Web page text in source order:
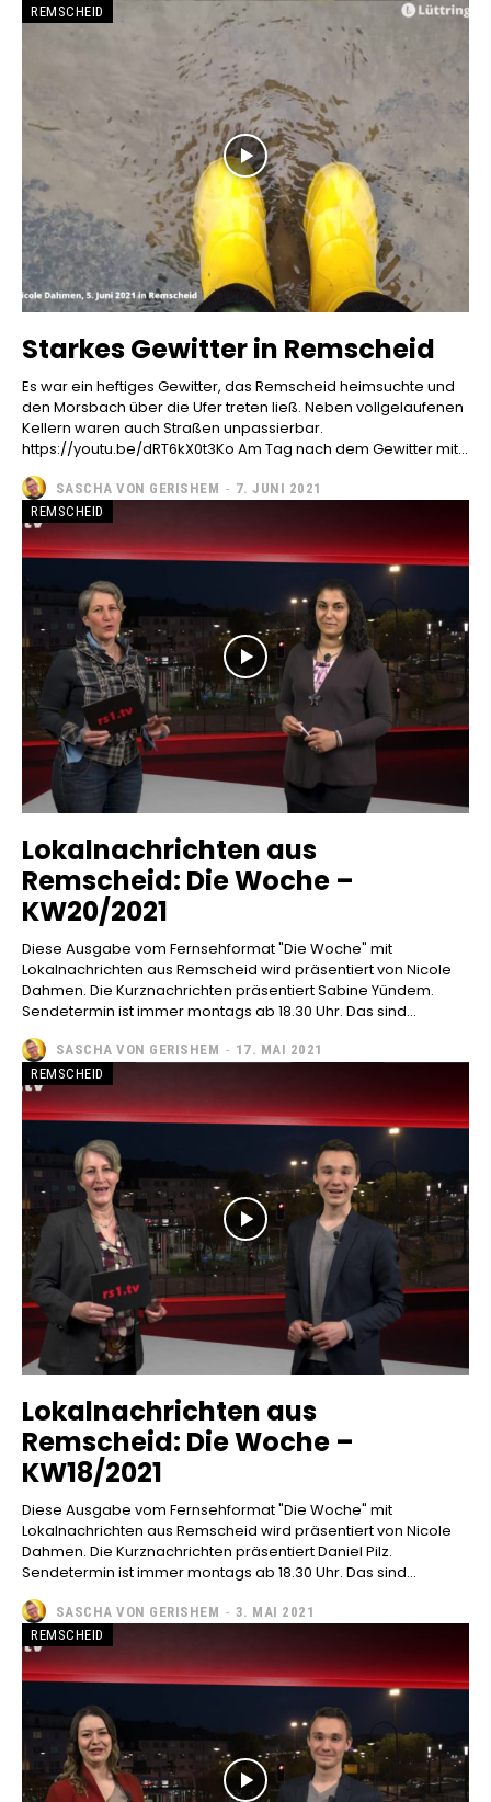
REMSCHEID
Starkes Gewitter in Remscheid
Es war ein heftiges Gewitter, das Remscheid heimsuchte und
den Morsbach über die Ufer treten ließ. Neben vollgelaufenen
Kellern waren auch Straßen unpassierbar.
https://youtu.be/dRT6kX0t3Ko Am Tag nach dem Gewitter mit...
SASCHA VON GERISHEM - 7. JUNI 2021
REMSCHEID
Lokalnachrichten aus
Remscheid: Die Woche –
KW20/2021
Diese Ausgabe vom Fernsehformat "Die Woche" mit
Lokalnachrichten aus Remscheid wird präsentiert von Nicole
Dahmen. Die Kurznachrichten präsentiert Sabine Yündem.
Sendetermin ist immer montags ab 18.30 Uhr. Das sind...
SASCHA VON GERISHEM - 17. MAI 2021
REMSCHEID
Lokalnachrichten aus
Remscheid: Die Woche –
KW18/2021
Diese Ausgabe vom Fernsehformat "Die Woche" mit
Lokalnachrichten aus Remscheid wird präsentiert von Nicole
Dahmen. Die Kurznachrichten präsentiert Daniel Pilz.
Sendetermin ist immer montags ab 18.30 Uhr. Das sind...
SASCHA VON GERISHEM - 3. MAI 2021
REMSCHEID